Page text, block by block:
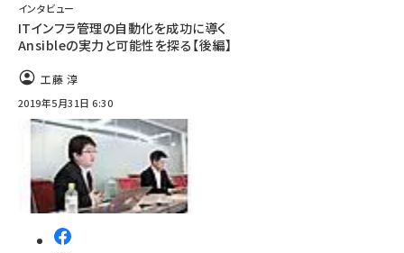
インタビュー
ITインフラ管理の自動化を成功に導く
Ansibleの実力と可能性を探る【後編】
工藤 淳
2019年5月31日 6:30